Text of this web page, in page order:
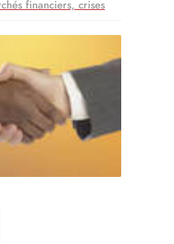
financiers, crises